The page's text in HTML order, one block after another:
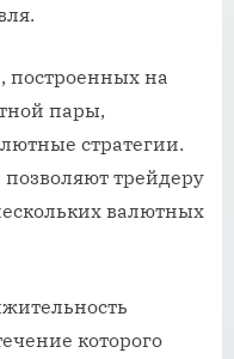
построенных на
пары,
стратегии.
трейдеру
валютных
которого